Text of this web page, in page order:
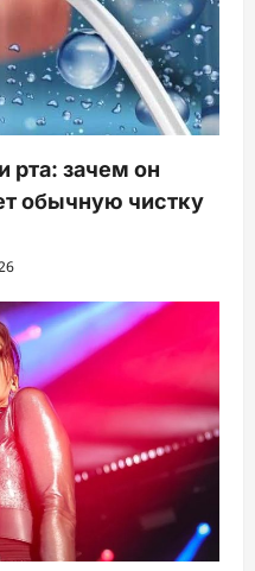
рта: зачем он
обычную чистку